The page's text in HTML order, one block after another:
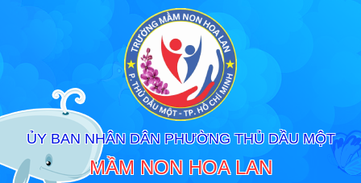
ỦY BAN NHÂN DÂN PHƯỜNG THỦ DẦU MỘT
MẦM NON HOA LAN